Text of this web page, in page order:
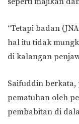
“Tetapi badan
hal itu tidak
di kalangan
Saifuddin berkata,
pematuhan oleh
pembabitan di